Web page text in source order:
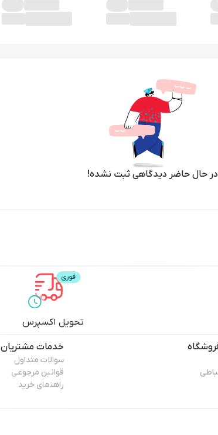
در حال حاضر دیدگاهی ثبت نشده!
تحویل اکسپرس
خدمات مشتریان
سوالات متداول
قوانین مرجوعی
راهنمای خرید